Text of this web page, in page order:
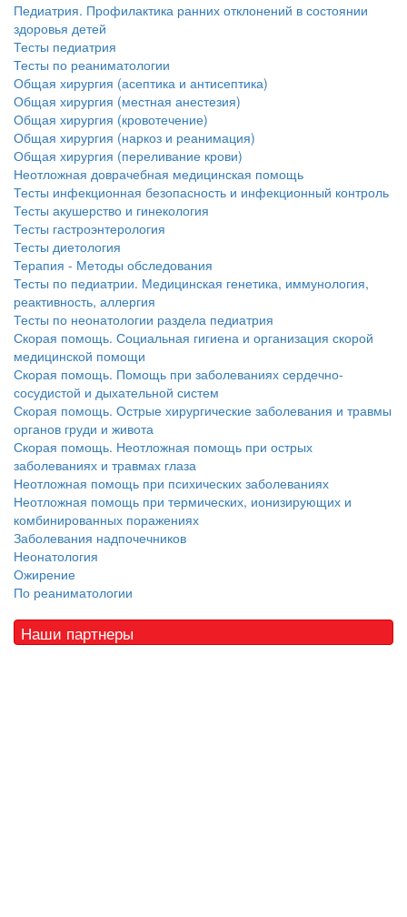
Педиатрия. Профилактика ранних отклонений в состоянии
здоровья детей
Тесты педиатрия
Тесты по реаниматологии
Общая хирургия (асептика и антисептика)
Общая хирургия (местная анестезия)
Общая хирургия (кровотечение)
Общая хирургия (наркоз и реанимация)
Общая хирургия (переливание крови)
Неотложная доврачебная медицинская помощь
Тесты инфекционная безопасность и инфекционный контроль
Тесты акушерство и гинекология
Тесты гастроэнтерология
Тесты диетология
Терапия - Методы обследования
Тесты по педиатрии. Медицинская генетика, иммунология,
реактивность, аллергия
Тесты по неонатологии раздела педиатрия
Скорая помощь. Социальная гигиена и организация скорой
медицинской помощи
Скорая помощь. Помощь при заболеваниях сердечно-
сосудистой и дыхательной систем
Скорая помощь. Острые хирургические заболевания и травмы
органов груди и живота
Скорая помощь. Неотложная помощь при острых
заболеваниях и травмах глаза
Неотложная помощь при психических заболеваниях
Неотложная помощь при термических, ионизирующих и
комбинированных поражениях
Заболевания надпочечников
Неонатология
Ожирение
По реаниматологии
Наши партнеры